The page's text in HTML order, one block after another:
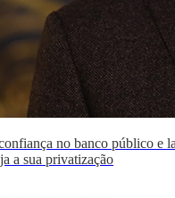
no banco público e
a sua privatização